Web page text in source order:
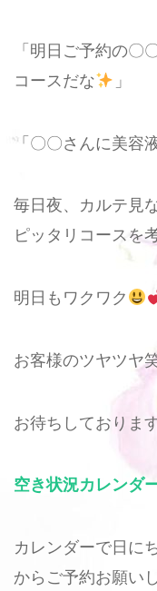
「明日ご予約の〇
コースだな
」
「〇〇さんに美容
毎日夜、カルテ見
ピッタリコースを
明日もワクワク
お客様のツヤツヤ
お待ちしておりま
空き状況カレンダ
カレンダーで日に
からご予約お願い